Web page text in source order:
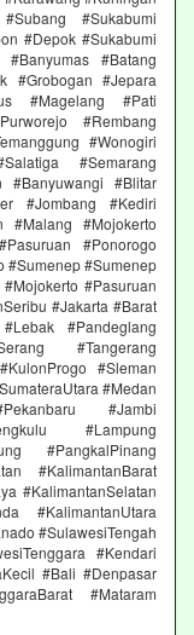
#Sukabumi
#Depok #Sukabumi
#Banyumas #Batang
#Grobogan #Jepara
#Magelang #Pati
#Rembang
#Wonogiri
#Semarang
#Banyuwangi #Blitar
#Jombang #Kediri
#Malang #Mojokerto
#Ponorogo
#Sumenep #Sumenep
#Pasuruan
#Jakarta #Barat
#Pandeglang
#Tangerang
#Sleman
#Medan
#Jambi
#Lampung
#PangkalPinang
#KalimantanBarat
#KalimantanSelatan
#KalimantanUtara
#SulawesiTengah
#Kendari
#Bali #Denpasar
#Mataram